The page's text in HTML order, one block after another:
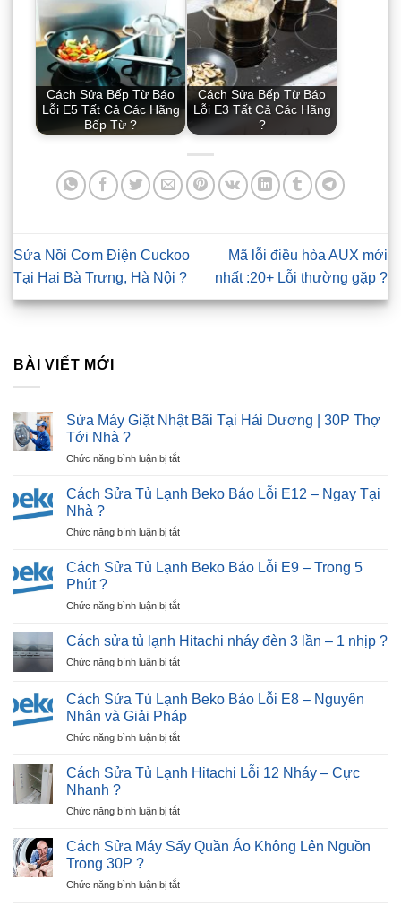
Cách Sửa Bếp Từ Báo
Lỗi E5 Tất Cả Các Hãng
Bếp Từ ?
Cách Sửa Bếp Từ Báo
Lỗi E3 Tất Cả Các Hãng
?
Sửa Nồi Cơm Điện Cuckoo
Tại Hai Bà Trưng, Hà Nội ?
Mã lỗi điều hòa AUX mới
nhất :20+ Lỗi thường gặp ?
BÀI VIẾT MỚI
Sửa Máy Giặt Nhật Bãi Tại Hải Dương | 30P Thợ
Tới Nhà ?
Chức năng bình luận bị tắtở
Máy
Bãi
Hải
30P
Tới
Cách Sửa Tủ Lạnh Beko Báo Lỗi E12 – Ngay Tại
Nhà ?
Chức năng bình luận bị tắtở
Sửa
Beko
Lỗi
–
Tại
Nhà
Cách Sửa Tủ Lạnh Beko Báo Lỗi E9 – Trong 5
Phút ?
Chức năng bình luận bị tắtở
Sửa
Lạnh
Báo
Lỗi
E9
–
5
Cách sửa tủ lạnh Hitachi nháy đèn 3 lần – 1 nhịp ?
Chức năng bình luận bị tắtở
sửa
tủ
lạnh
Hitachi
đèn
–
nhịp
Cách Sửa Tủ Lạnh Beko Báo Lỗi E8 – Nguyên
Nhân và Giải Pháp
Chức năng bình luận bị tắtở
Sửa
Beko
Lỗi
Nguyên
Cách Sửa Tủ Lạnh Hitachi Lỗi 12 Nháy – Cực
Nhanh ?
Chức năng bình luận bị tắtở
Sửa
Tủ
Hitachi
Cách Sửa Máy Sấy Quần Áo Không Lên Nguồn
Trong 30P ?
Chức năng bình luận bị tắtở